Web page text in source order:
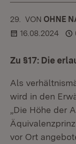
29. KOMMENTAR
VON :OHNE
16.08.2024
Zu §17: Die
Als
wird in den
„Die Höhe der
vor Ort